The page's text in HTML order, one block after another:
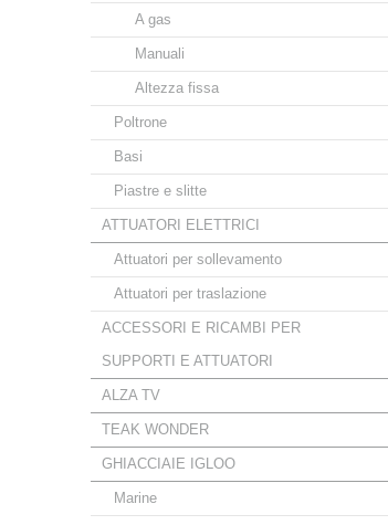
A gas
Manuali
Altezza fissa
Poltrone
Basi
Piastre e slitte
ATTUATORI ELETTRICI
Attuatori per sollevamento
Attuatori per traslazione
ACCESSORI E RICAMBI PER
SUPPORTI E ATTUATORI
ALZA TV
TEAK WONDER
GHIACCIAIE IGLOO
Marine